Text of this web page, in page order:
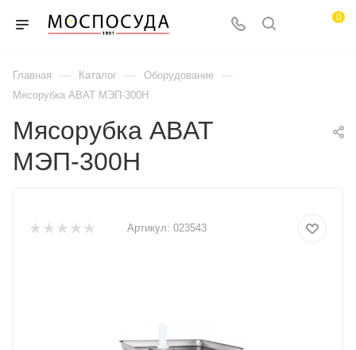
0
Главная — Каталог — Оборудование —
Мясорубка ABAT МЭП-300Н
Мясорубка ABAT
МЭП-300Н
Артикул: 023543